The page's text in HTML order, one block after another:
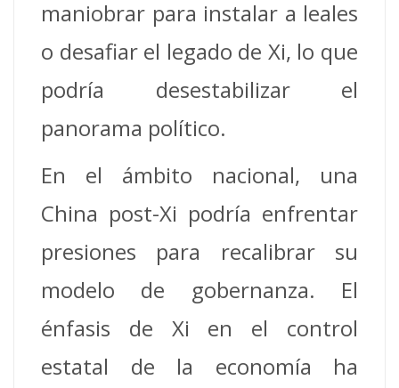
maniobrar para instalar a leales
o desafiar el legado de Xi, lo que
podría desestabilizar el
panorama político.
En el ámbito nacional, una
China post-Xi podría enfrentar
presiones para recalibrar su
modelo de gobernanza. El
énfasis de Xi en el control
estatal de la economía ha